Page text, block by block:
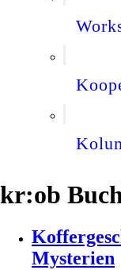
kr:ob
Mysterien